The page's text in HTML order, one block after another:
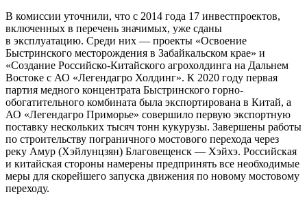
В комиссии уточнили, что с 2014 года 17 инвестпроектов,
включенных в перечень значимых, уже сданы
в эксплуатацию. Среди них — проекты «Освоение
Быстринского месторождения в Забайкальском крае» и
«Создание Российско-Китайского агрохолдинга на Дальнем
Востоке с АО «Легендагро Холдинг». К 2020 году первая
партия медного концентрата Быстринского горно-
обогатительного комбината была экспортирована в Китай, а
АО «Легендагро Приморье» совершило первую экспортную
поставку нескольких тысяч тонн кукурузы. Завершены работы
по строительству пограничного мостового перехода через
реку Амур (Хэйлунцзян) Благовещенск — Хэйхэ. Российская
и китайская стороны намерены предпринять все необходимые
меры для скорейшего запуска движения по новому мостовому
переходу.